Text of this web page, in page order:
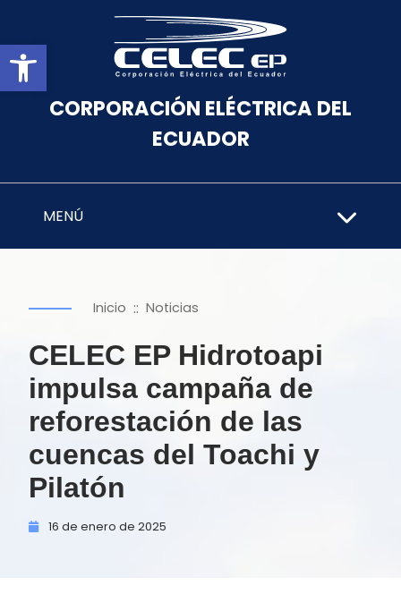
Abrir barra de herramientas
CORPORACIÓN ELÉCTRICA DEL
ECUADOR
MENÚ
Inicio :: Noticias
CELEC EP Hidrotoapi
impulsa campaña de
reforestación de las
cuencas del Toachi y
Pilatón
16 de enero de 2025